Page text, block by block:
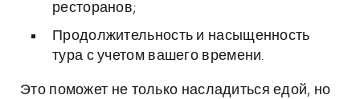
ресторанов;
Продолжительность и насыщенность
тура с учетом вашего времени.
Это поможет не только насладиться едой, но